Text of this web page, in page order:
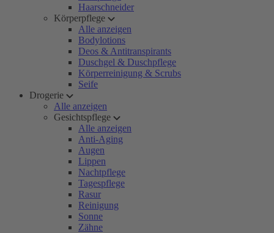
Haarschneider
Körperpflege
Alle anzeigen
Bodylotions
Deos & Antitranspirants
Duschgel & Duschpflege
Körperreinigung & Scrubs
Seife
Drogerie
Alle anzeigen
Gesichtspflege
Alle anzeigen
Anti-Aging
Augen
Lippen
Nachtpflege
Tagespflege
Rasur
Reinigung
Sonne
Zähne